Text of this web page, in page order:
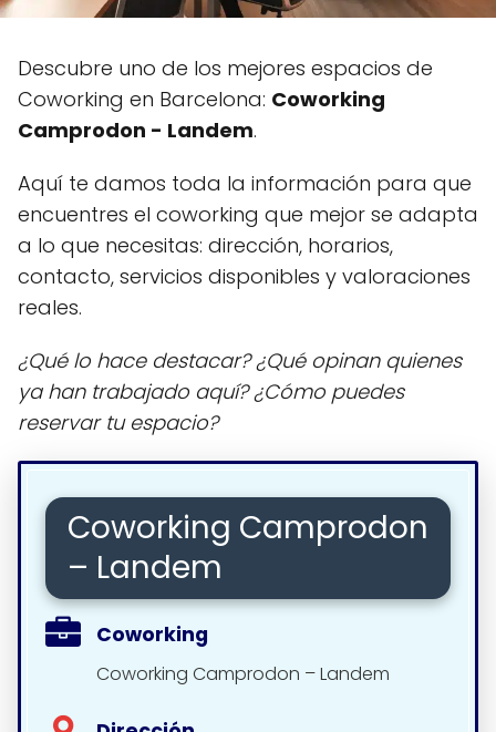
Descubre uno de los mejores espacios de
Coworking en Barcelona: Coworking
Camprodon - Landem.
Aquí te damos toda la información para que
encuentres el coworking que mejor se adapta
a lo que necesitas: dirección, horarios,
contacto, servicios disponibles y valoraciones
reales.
¿Qué lo hace destacar? ¿Qué opinan quienes
ya han trabajado aquí? ¿Cómo puedes
reservar tu espacio?
Coworking Camprodon
– Landem
Coworking
Coworking Camprodon – Landem